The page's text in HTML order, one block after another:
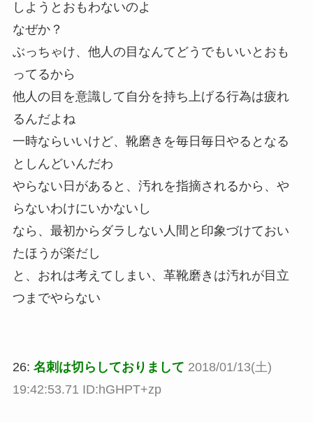
しようとおもわないのよ
なぜか？
ぶっちゃけ、他人の目なんてどうでもいいとおも
ってるから
他人の目を意識して自分を持ち上げる行為は疲れ
るんだよね
一時ならいいけど、靴磨きを毎日毎日やるとなる
としんどいんだわ
やらない日があると、汚れを指摘されるから、や
らないわけにいかないし
なら、最初からダラしない人間と印象づけておい
たほうが楽だし
と、おれは考えてしまい、革靴磨きは汚れが目立
つまでやらない
26: 名刺は切らしておりまして 2018/01/13(土)
19:42:53.71 ID:hGHPT+zp